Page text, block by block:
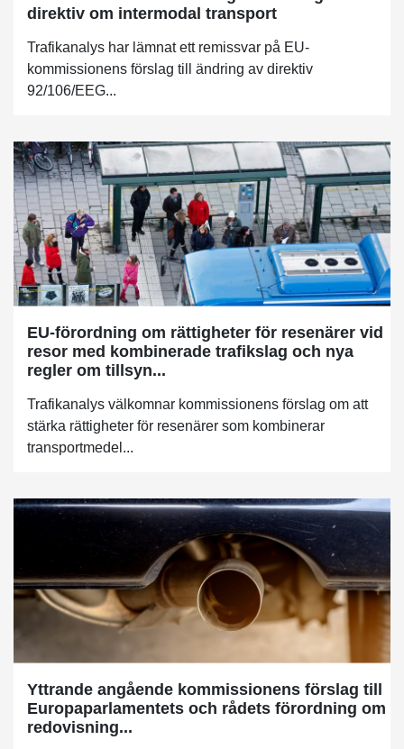
direktiv om intermodal transport
Trafikanalys har lämnat ett remissvar på EU-
kommissionens förslag till ändring av direktiv
92/106/EEG...
EU-förordning om rättigheter för resenärer vid
resor med kombinerade trafikslag och nya
regler om tillsyn...
Trafikanalys välkomnar kommissionens förslag om att
stärka rättigheter för resenärer som kombinerar
transportmedel...
Yttrande angående kommissionens förslag till
Europaparlamentets och rådets förordning om
redovisning...